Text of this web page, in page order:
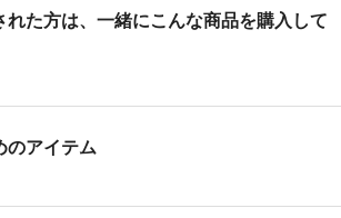
れた方は、一緒にこんな商品を購入して
のアイテム